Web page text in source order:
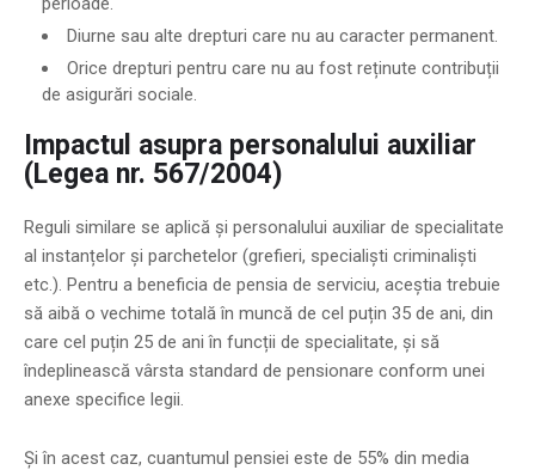
Diurne sau alte drepturi care nu au caracter permanent.
Orice drepturi pentru care nu au fost reținute contribuții
de asigurări sociale.
Impactul asupra personalului auxiliar
(Legea nr. 567/2004)
Reguli similare se aplică și personalului auxiliar de specialitate
al instanțelor și parchetelor (grefieri, specialiști criminaliști
etc.). Pentru a beneficia de pensia de serviciu, aceștia trebuie
să aibă o vechime totală în muncă de cel puțin 35 de ani, din
care cel puțin 25 de ani în funcții de specialitate, și să
îndeplinească vârsta standard de pensionare conform unei
anexe specifice legii.
Și în acest caz, cuantumul pensiei este de 55% din media